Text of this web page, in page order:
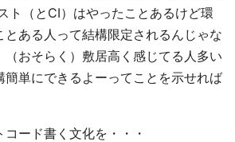
ト（とCI）はやったことあるけど環
とある人って結構限定されるんじゃな
（おそらく）敷居高く感じてる人多い
簡単にできるよーってことを示せれば
ード書く文化を・・・